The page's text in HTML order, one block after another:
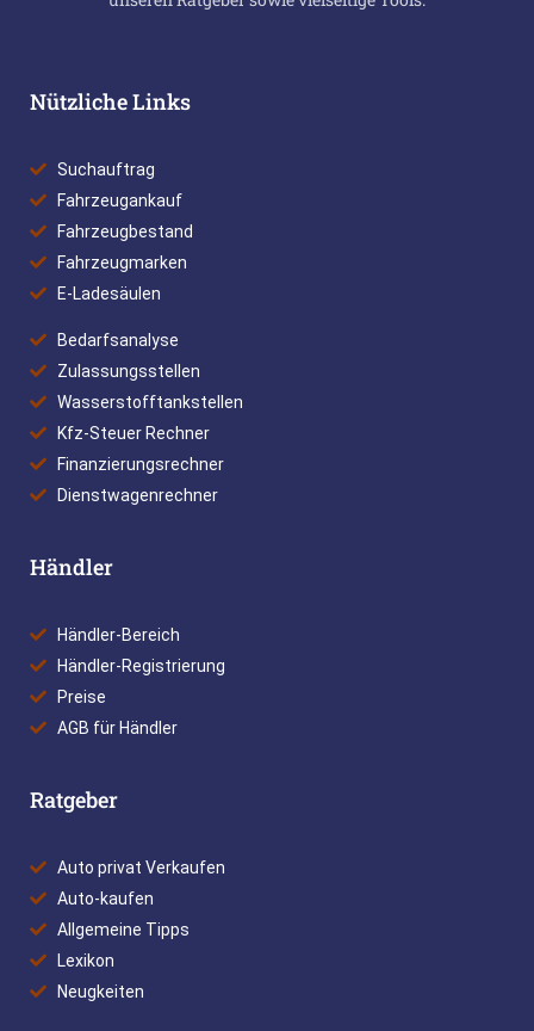
Nützliche Links
Suchauftrag
Fahrzeugankauf
Fahrzeugbestand
Fahrzeugmarken
E-Ladesäulen
Bedarfsanalyse
Zulassungsstellen
Wasserstofftankstellen
Kfz-Steuer Rechner
Finanzierungsrechner
Dienstwagenrechner
Händler
Händler-Bereich
Händler-Registrierung
Preise
AGB für Händler
Ratgeber
Auto privat Verkaufen
Auto-kaufen
Allgemeine Tipps
Lexikon
Neugkeiten